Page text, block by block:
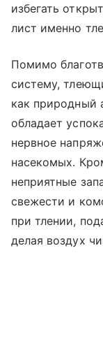
избегать
лист именно
Помимо
систему,
как природный
обладает
нервное
насекомых.
неприятные
свежести и
при тлении,
делая воздух